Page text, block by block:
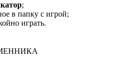
;
в папку с игрой;
играть.